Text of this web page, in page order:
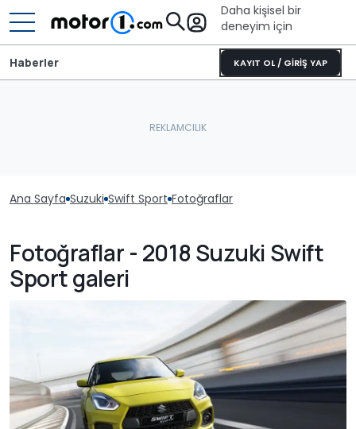
Daha kişisel bir
deneyim için
KAYIT OL / GİRİŞ YAP
Haberler
Ana Sayfa Suzuki Swift Sport Fotoğraflar
Fotoğraflar - 2018 Suzuki Swift
Sport galeri